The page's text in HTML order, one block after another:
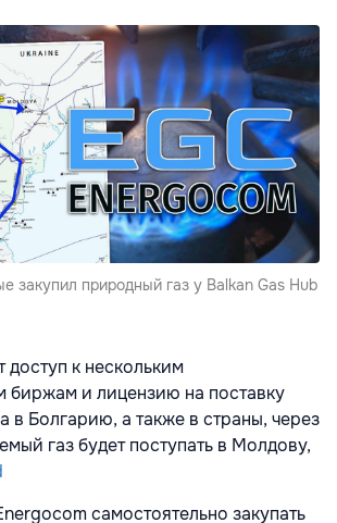
закупил природный газ у Balkan Gas Hub
к нескольким
биржам и лицензию на поставку
в Болгарию, а также в страны, через
газ будет поступать в Молдову,
самостоятельно закупать